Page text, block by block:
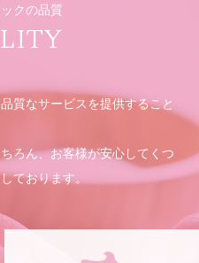
クの品質
質なサービスを提供すること
ろん、お客様が安心してくつ
ております。